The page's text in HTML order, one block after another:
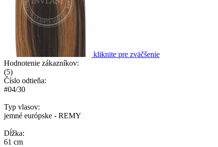
kliknite pre zväčšenie
Hodnotenie zákazníkov:
(5)
Číslo odtieňa:
#04/30
Typ vlasov:
jemné európske - REMY
Dĺžka:
61 cm